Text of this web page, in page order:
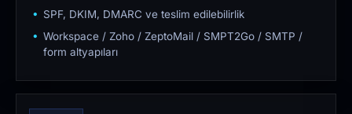
SPF, DKIM, DMARC ve teslim edilebilirlik
Workspace / Zoho / ZeptoMail / SMPT2Go / SMTP /
form altyapıları